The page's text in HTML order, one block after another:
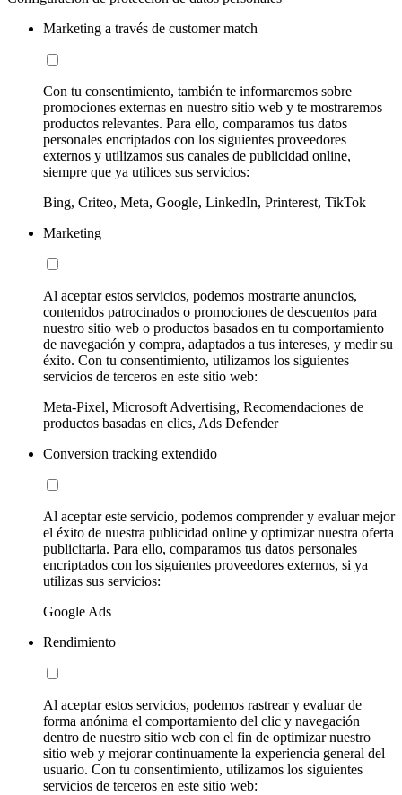
Marketing a través de customer match
Con tu consentimiento, también te informaremos sobre
promociones externas en nuestro sitio web y te mostraremos
productos relevantes. Para ello, comparamos tus datos
personales encriptados con los siguientes proveedores
externos y utilizamos sus canales de publicidad online,
siempre que ya utilices sus servicios:
Bing, Criteo, Meta, Google, LinkedIn, Printerest, TikTok
Marketing
Al aceptar estos servicios, podemos mostrarte anuncios,
contenidos patrocinados o promociones de descuentos para
nuestro sitio web o productos basados en tu comportamiento
de navegación y compra, adaptados a tus intereses, y medir su
éxito. Con tu consentimiento, utilizamos los siguientes
servicios de terceros en este sitio web:
Meta-Pixel, Microsoft Advertising, Recomendaciones de
productos basadas en clics, Ads Defender
Conversion tracking extendido
Al aceptar este servicio, podemos comprender y evaluar mejor
el éxito de nuestra publicidad online y optimizar nuestra oferta
publicitaria. Para ello, comparamos tus datos personales
encriptados con los siguientes proveedores externos, si ya
utilizas sus servicios:
Google Ads
Rendimiento
Al aceptar estos servicios, podemos rastrear y evaluar de
forma anónima el comportamiento del clic y navegación
dentro de nuestro sitio web con el fin de optimizar nuestro
sitio web y mejorar continuamente la experiencia general del
usuario. Con tu consentimiento, utilizamos los siguientes
servicios de terceros en este sitio web: